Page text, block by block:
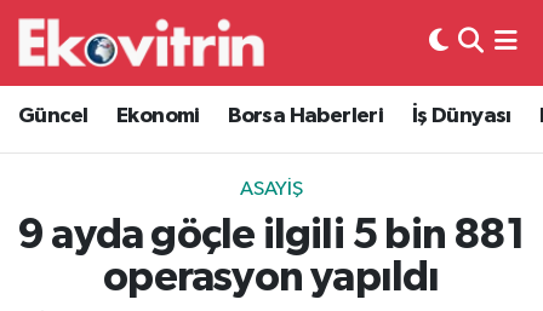
Güncel Ekonomi Borsa Haberleri İş Dünyası
ASAYIŞ
9 ayda göçle ilgili 5 bin 881
operasyon yapıldı
Güncel
Ekonomi
Borsa Haberleri
İş Dünyası
Hava Durumu
Trafik Durumu
Süper Lig Puan Durumu ve Fikstür
Tüm Manşetler